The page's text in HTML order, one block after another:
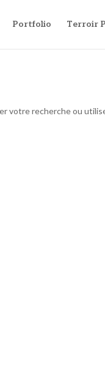
Portfolio Terroir
votre recherche ou